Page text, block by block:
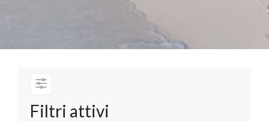
Filtri attivi